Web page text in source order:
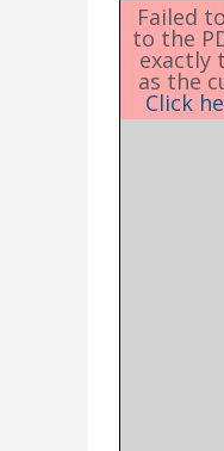
Failed
to the
exactly
as the
Click